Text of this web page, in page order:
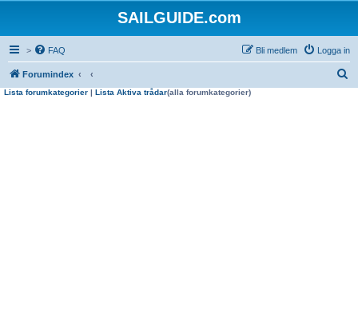
SAILGUIDE.com
> FAQ Logga in
Bli medlem
Forumindex
Lista forumkategorier | Lista Aktiva trådar(alla forumkategorier)